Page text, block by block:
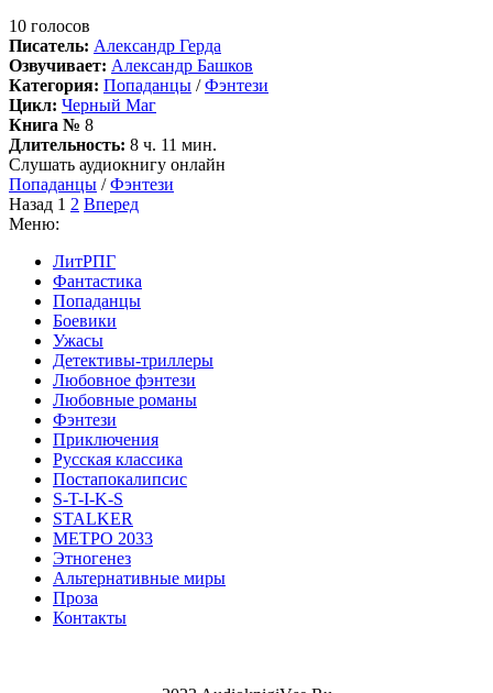
10 голосов
Писатель: Александр Герда
Озвучивает: Александр Башков
Категория: Попаданцы /Фэнтези
Цикл: Черный Маг
Книга № 8
Длительность: 8 ч. 11 мин.
Слушать аудиокнигу онлайн
Попаданцы /Фэнтези
Назад 1 2 Вперед
Меню:
ЛитРПГ
Фантастика
Попаданцы
Боевики
Ужасы
Детективы-триллеры
Любовное фэнтези
Любовные романы
Фэнтези
Приключения
Русская классика
Постапокалипсис
S-T-I-K-S
STALKER
МЕТРО 2033
Этногенез
Альтернативные миры
Проза
Контакты